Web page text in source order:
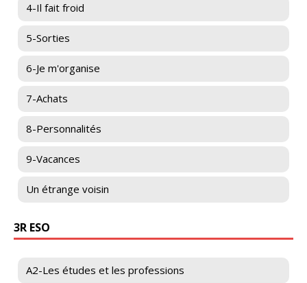
4-Il fait froid
5-Sorties
6-Je m'organise
7-Achats
8-Personnalités
9-Vacances
Un étrange voisin
3R ESO
A2-Les études et les professions